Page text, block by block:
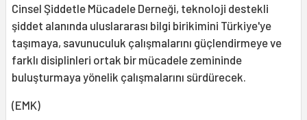
Cinsel Şiddetle Mücadele Derneği, teknoloji destekli
şiddet alanında uluslararası bilgi birikimini Türkiye'ye
taşımaya, savunuculuk çalışmalarını güçlendirmeye ve
farklı disiplinleri ortak bir mücadele zemininde
buluşturmaya yönelik çalışmalarını sürdürecek.
(EMK)